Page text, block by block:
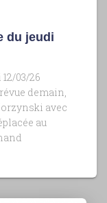
du jeudi
03/26
demain,
avec
au